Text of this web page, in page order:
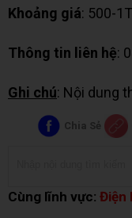
Khoảng giá: 500-
Thông tin liên hệ:
Ghi chú: Nội dung
Chia Sẻ
Cùng lĩnh vực: Điện